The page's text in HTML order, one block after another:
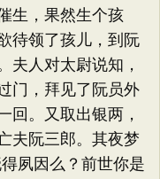
，果然生个孩
待领了孩儿，到阮
夫人对太尉说知，
门，拜见了阮员外
回。又取出银两，
夫阮三郎。其夜梦
夙因么？前世你是